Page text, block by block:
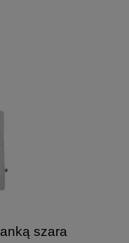
szara